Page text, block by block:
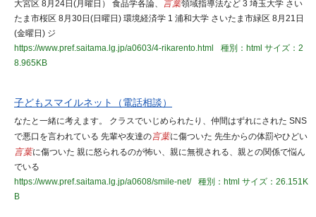
大宮区 8月24日(月曜日） 食品学各論、
言葉領域指導法など 3 埼玉大学 さい
たま市桜区 8月30日(日曜日) 環境経済学 1 浦和大学 さいたま市緑区 8月21日
(金曜日) ジ
https://www.pref.saitama.lg.jp/a0603/4-rikarento.html
種別：html サイズ：2
8.965KB
子どもスマイルネット（電話相談）
なたと一緒に考えます。 クラスでいじめられたり、仲間はずれにされた SNS
で悪口を言われている 先輩や友達の言葉に傷ついた 先生からの体罰やひどい
言葉に傷ついた 親に怒られるのが怖い、親に無視される、親との関係で悩ん
でいる
https://www.pref.saitama.lg.jp/a0608/smile-net/
種別：html サイズ：26.151K
B